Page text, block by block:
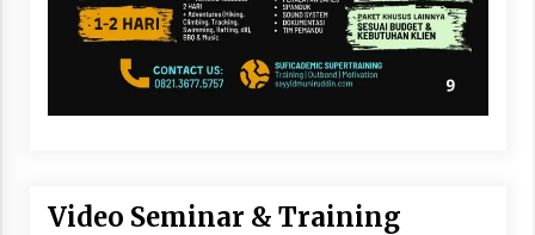
Video Seminar & Training